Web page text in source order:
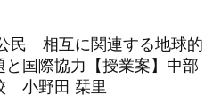
民 相互に関連する地球的
国際協力【授業案】中部
小野田 栞里